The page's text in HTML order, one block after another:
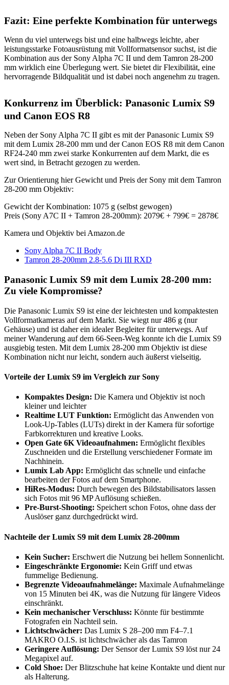
Fazit: Eine perfekte Kombination für unterwegs
Wenn du viel unterwegs bist und eine halbwegs leichte, aber
leistungsstarke Fotoausrüstung mit Vollformatsensor suchst, ist die
Kombination aus der Sony Alpha 7C II und dem Tamron 28-200
mm wirklich eine Überlegung wert. Sie bietet dir Flexibilität, eine
hervorragende Bildqualität und ist dabei noch angenehm zu tragen.
Konkurrenz im Überblick: Panasonic Lumix S9
und Canon EOS R8
Neben der Sony Alpha 7C II gibt es mit der Panasonic Lumix S9
mit dem Lumix 28-200 mm und der Canon EOS R8 mit dem Canon
RF24-240 mm zwei starke Konkurrenten auf dem Markt, die es
wert sind, in Betracht gezogen zu werden.
Zur Orientierung hier Gewicht und Preis der Sony mit dem Tamron
28-200 mm Objektiv:
Gewicht der Kombination: 1075 g (selbst gewogen)
Preis (Sony A7C II + Tamron 28-200mm): 2079€ + 799€ = 2878€
Kamera und Objektiv bei Amazon.de
Sony Alpha 7C II Body
Tamron 28-200mm 2.8-5.6 Di III RXD
Panasonic Lumix S9 mit dem Lumix 28-200 mm:
Zu viele Kompromisse?
Die Panasonic Lumix S9 ist eine der leichtesten und kompaktesten
Vollformatkameras auf dem Markt. Sie wiegt nur 486 g (nur
Gehäuse) und ist daher ein idealer Begleiter für unterwegs. Auf
meiner Wanderung auf dem 66-Seen-Weg konnte ich die Lumix S9
ausgiebig testen. Mit dem Lumix 28-200 mm Objektiv ist diese
Kombination nicht nur leicht, sondern auch äußerst vielseitig.
Vorteile der Lumix S9 im Vergleich zur Sony
Kompaktes Design: Die Kamera und Objektiv ist noch
kleiner und leichter
Realtime LUT Funktion: Ermöglicht das Anwenden von
Look-Up-Tables (LUTs) direkt in der Kamera für sofortige
Farbkorrekturen und kreative Looks.
Open Gate 6K Videoaufnahmen: Ermöglicht flexibles
Zuschneiden und die Erstellung verschiedener Formate im
Nachhinein.
Lumix Lab App: Ermöglicht das schnelle und einfache
bearbeiten der Fotos auf dem Smartphone.
HiRes-Modus: Durch bewegen des Bildstabilisators lassen
sich Fotos mit 96 MP Auflösung schießen.
Pre-Burst-Shooting: Speichert schon Fotos, ohne dass der
Auslöser ganz durchgedrückt wird.
Nachteile der Lumix S9 mit dem Lumix 28-200mm
Kein Sucher: Erschwert die Nutzung bei hellem Sonnenlicht.
Eingeschränkte Ergonomie: Kein Griff und etwas
fummelige Bedienung.
Begrenzte Videoaufnahmelänge: Maximale Aufnahmelänge
von 15 Minuten bei 4K, was die Nutzung für längere Videos
einschränkt.
Kein mechanischer Verschluss: Könnte für bestimmte
Fotografen ein Nachteil sein.
Lichtschwächer: Das Lumix S 28–200 mm F4–7.1
MAKRO O.I.S. ist lichtschwächer als das Tamron
Geringere Auflösung: Der Sensor der Lumix S9 löst nur 24
Megapixel auf.
Cold Shoe: Der Blitzschuhe hat keine Kontakte und dient nur
als Halterung.